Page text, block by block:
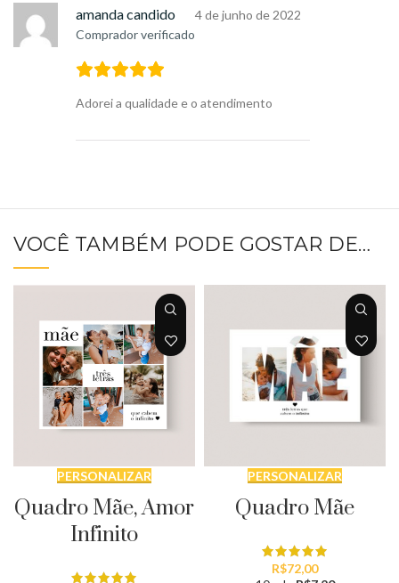
amanda candido
Comprador verificado
4 de junho de 2022
Adorei a qualidade e o atendimento
VOCÊ TAMBÉM PODE GOSTAR DE…
PERSONALIZAR
Quadro Mãe, Amor
Infinito
PERSONALIZAR
Quadro Mãe
R$72,00